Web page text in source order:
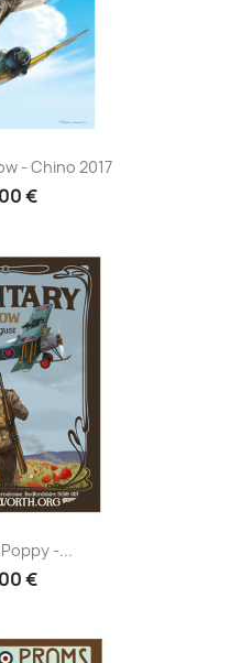
- Chino 2017
€
-...
€